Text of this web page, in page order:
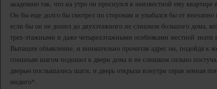
академию так, что на утро он проснулся в неизвестной ему
Он бы еще долго бы смотрел по сторонам и улыбался бы от
если бы он не дошел до двухэтажного не слишком большого дома,
трех-этажными и даже четырехэтажными особняками местной знати
Вытащив объявление, и внимательно прочитав адрес он, подойдя к
спешным шагом подошел к двери дома и не слишком сильно
дверью послышались шаги, и дверь открыла изнутри серая земная
индиго*.